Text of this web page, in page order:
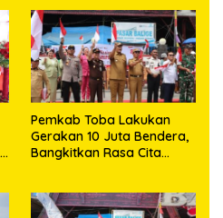
Pemkab Toba Lakukan
Gerakan 10 Juta Bendera,
Bangkitkan Rasa Cita